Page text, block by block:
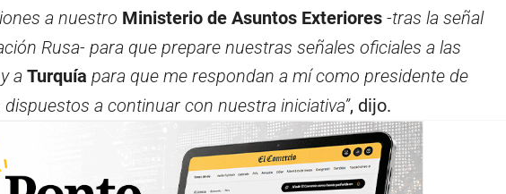
a nuestro Ministerio de Asuntos Exteriores -tras la señal
Rusa- para que prepare nuestras señales oficiales a las
y a Turquía para que me respondan a mí como presidente de
a continuar con nuestra iniciativa”, dijo.